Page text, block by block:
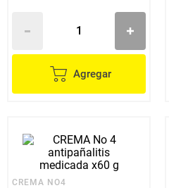
Agregar
CREMA NO4